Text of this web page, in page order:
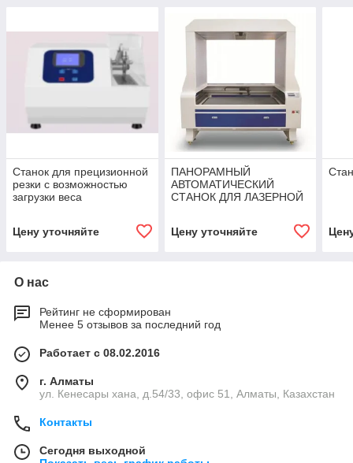
Станок для прецизионной
резки с возможностью
загрузки веса
Цену уточняйте
ПАНОРАМНЫЙ
АВТОМАТИЧЕСКИЙ
СТАНОК ДЛЯ ЛАЗЕРНОЙ
Цену уточняйте
О нас
Рейтинг не сформирован
Менее 5 отзывов за последний год
Работает с 08.02.2016
г. Алматы
ул. Кенесары хана, д.54/33, офис 51, Алматы, Казахстан
Контакты
Сегодня выходной